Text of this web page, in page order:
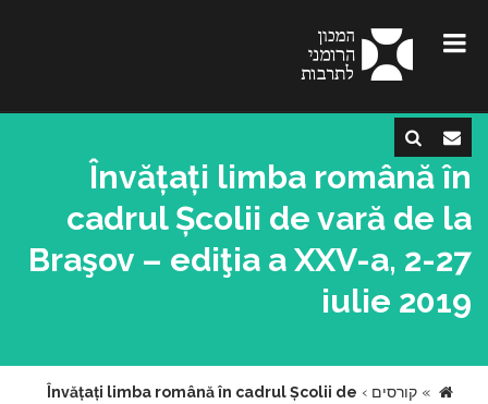
Învățați limba română în
cadrul Școlii de vară de la
Braşov – ediţia a XXV-a, 2-27
iulie 2019
» קורסים ›
Învățați limba română în cadrul Școlii de